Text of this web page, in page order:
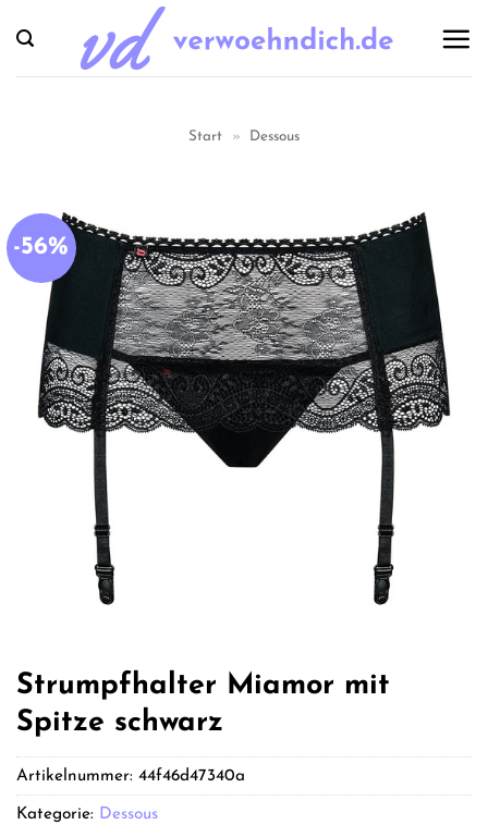
Inhalt
springen
Start » Dessous
-56%
Strumpfhalter Miamor mit
Spitze schwarz
Artikelnummer: 44f46d47340a
Kategorie: Dessous